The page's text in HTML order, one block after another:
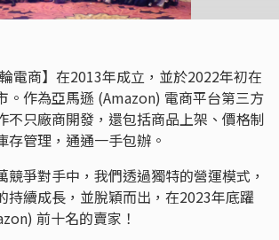
電商】在2013年成立，並於2022年初在
。作為亞馬遜 (Amazon) 電商平台第三方
不只廠商開發，還包括商品上架、價格制
存管理，通通一手包辦。
競爭對手中，我們透過獨特的營運模式，
持續成長，並脫穎而出，在2023年底躍
前十名的賣家！